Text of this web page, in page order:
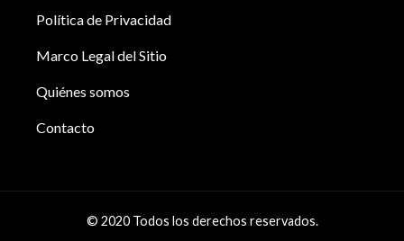
Política de Privacidad
Marco Legal del Sitio
Quiénes somos
Contacto
© 2020 Todos los derechos reservados.